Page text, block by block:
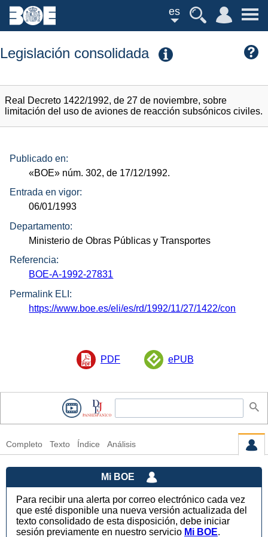
es
Legislación consolidada
Real Decreto 1422/1992, de 27 de noviembre, sobre
limitación del uso de aviones de reacción subsónicos civiles.
Publicado en:
«BOE» núm. 302, de 17/12/1992.
Entrada en vigor:
06/01/1993
Departamento:
Ministerio de Obras Públicas y Transportes
Referencia:
BOE-A-1992-27831
Permalink ELI:
https://www.boe.es/eli/es/rd/1992/11/27/1422/con
PDF ePUB
Completo Texto Índice Análisis
Mi BOE
Para recibir una alerta por correo electrónico cada vez
que esté disponible una nueva versión actualizada del
texto consolidado de esta disposición, debe iniciar
sesión previamente en nuestro servicio Mi BOE.